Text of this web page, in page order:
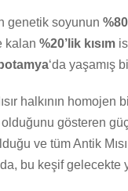
genetik soyunun
kalan %20’lik kısım
‘da yaşamış
halkının
olduğunu gösteren
ve tüm Antik
bu keşif gelecekte